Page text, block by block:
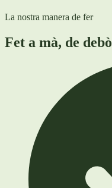
La nostra manera de fer
Fet a mà, de debò